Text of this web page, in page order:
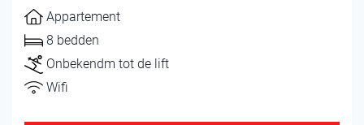
Appartement
8 bedden
Onbekendm tot de lift
Wifi